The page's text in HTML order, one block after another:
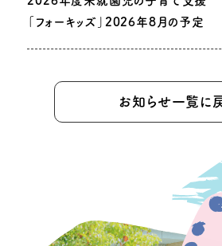
「フォーキッズ」2026年8月の予定
お知らせ一覧に